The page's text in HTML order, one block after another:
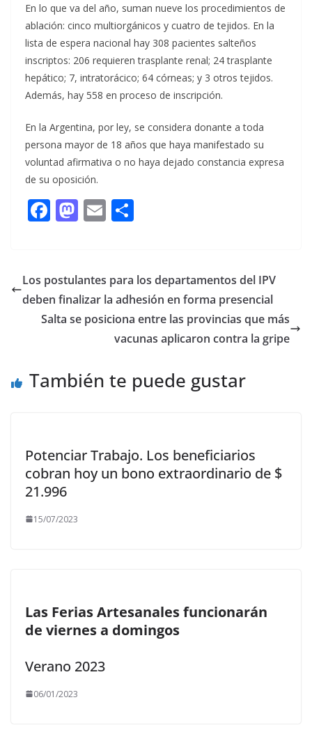
En lo que va del año, suman nueve los procedimientos de
ablación: cinco multiorgánicos y cuatro de tejidos. En la
lista de espera nacional hay 308 pacientes salteños
inscriptos: 206 requieren trasplante renal; 24 trasplante
hepático; 7, intratorácico; 64 córneas; y 3 otros tejidos.
Además, hay 558 en proceso de inscripción.
En la Argentina, por ley, se considera donante a toda
persona mayor de 18 años que haya manifestado su
voluntad afirmativa o no haya dejado constancia expresa
de su oposición.
F
b
o
o
M
d
o
n
E
l p
ar
ti
r
Los postulantes para los departamentos del IPV
deben finalizar la adhesión en forma presencial
Salta se posiciona entre las provincias que más
vacunas aplicaron contra la gripe
También te puede gustar
Potenciar Trabajo. Los beneficiarios
cobran hoy un bono extraordinario de $
21.996
15/07/2023
Las Ferias Artesanales funcionarán
de viernes a domingos
Verano 2023
06/01/2023